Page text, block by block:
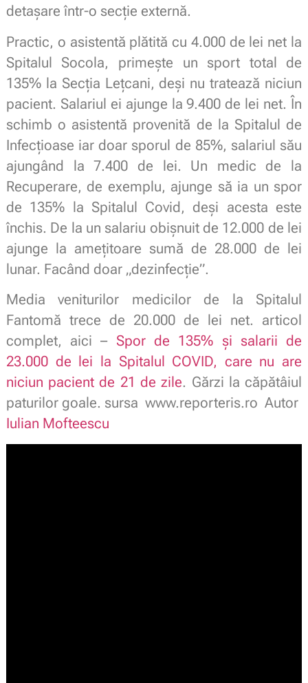
detașare într-o secție externă.
Practic, o asistentă plătită cu 4.000 de lei net la
Spitalul Socola, primește un sport total de
135% la Secția Lețcani, deși nu tratează niciun
pacient. Salariul ei ajunge la 9.400 de lei net. În
schimb o asistentă provenită de la Spitalul de
Infecțioase iar doar sporul de 85%, salariul său
ajungând la 7.400 de lei. Un medic de la
Recuperare, de exemplu, ajunge să ia un spor
de 135% la Spitalul Covid, deși acesta este
închis. De la un salariu obișnuit de 12.000 de lei
ajunge la amețitoare sumă de 28.000 de lei
lunar. Facând doar „dezinfecție”.
Media veniturilor medicilor de la Spitalul
Fantomă trece de 20.000 de lei net. articol
complet, aici – Spor de 135% și salarii de
23.000 de lei la Spitalul COVID, care nu are
niciun pacient de 21 de zile. Gărzi la căpătâiul
paturilor goale. sursa www.reporteris.ro Autor
Iulian Mofteescu